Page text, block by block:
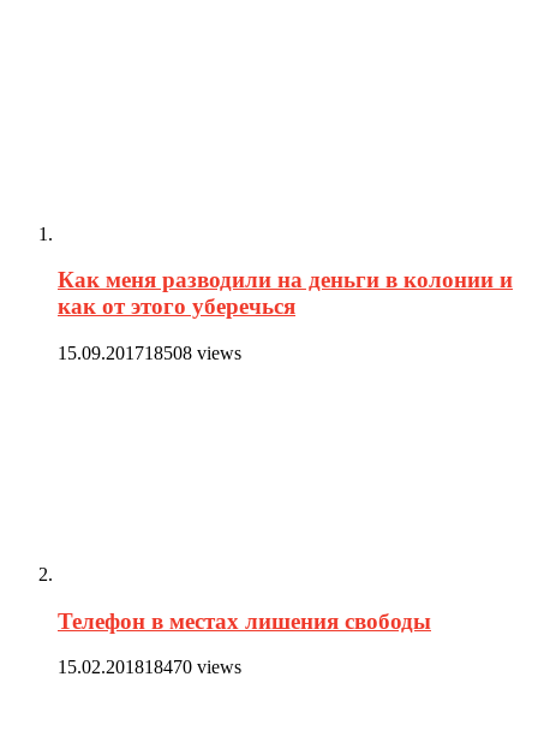
Как меня разводили на деньги в колонии и
как от этого уберечься
15.09.201718508 views
Телефон в местах лишения свободы
15.02.201818470 views